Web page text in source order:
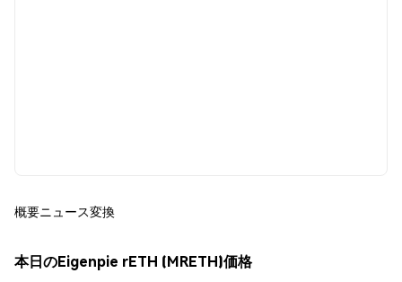
概要ニュース変換
本日のEigenpie rETH (MRETH)価格